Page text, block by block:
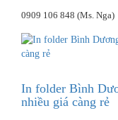
0909 106 848 (Ms. Nga)
In folder Bình
nhiều giá càng rẻ